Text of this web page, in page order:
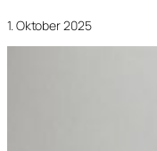
1. Oktober 2025